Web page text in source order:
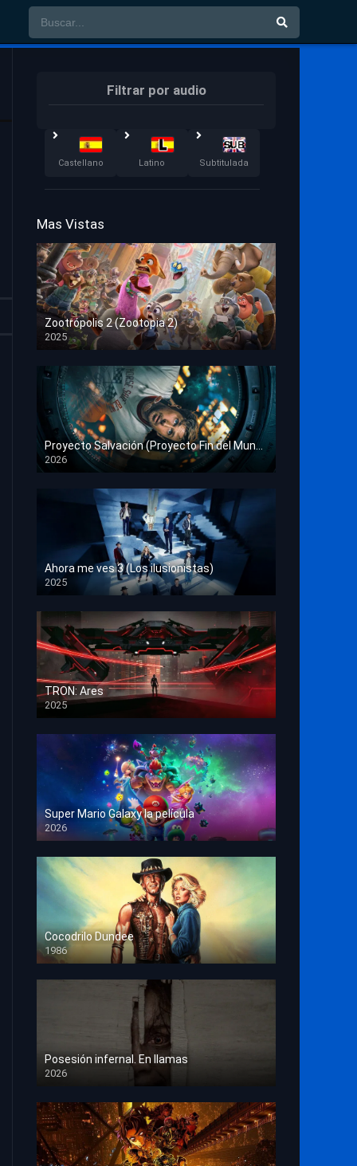
Filtrar por audio
Castellano Latino Subtitulada
Mas Vistas
Zootrópolis 2 (Zootopia 2)
2025
HD 1080p
Proyecto Salvación (Proyecto Fin del Mundo)
2026
HD 1080p
Ahora me ves 3 (Los ilusionistas)
2025
HD 1080p
TRON: Ares
2025
HD 1080p
Super Mario Galaxy la película
2026
HD 1080p
Cocodrilo Dundee
1986
HD 1080p
Posesión infernal. En llamas
2026
HD 1080p